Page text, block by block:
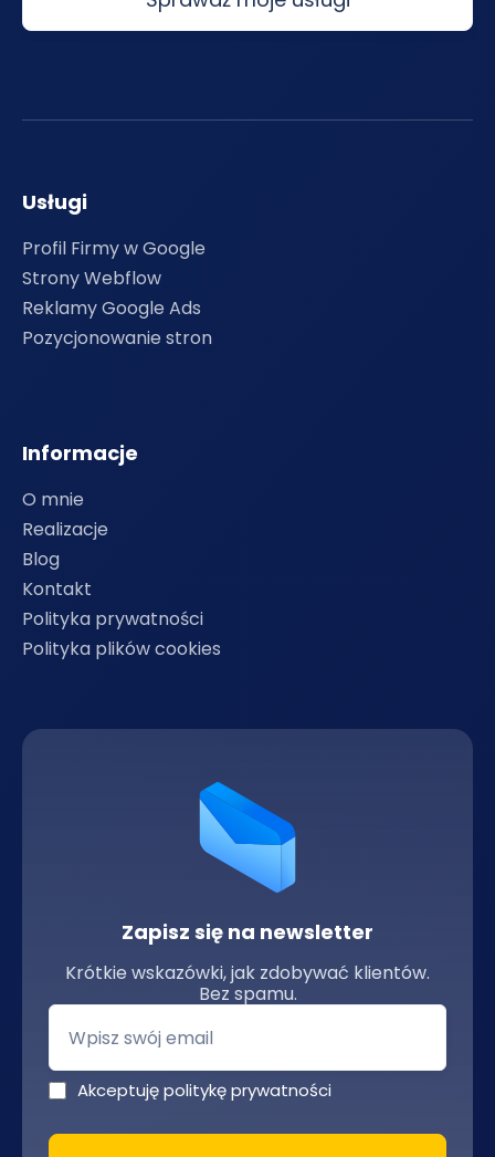
Usługi
Profil Firmy w Google
Strony Webflow
Reklamy Google Ads
Pozycjonowanie stron
Informacje
O mnie
Realizacje
Blog
Kontakt
Polityka prywatności
Polityka plików cookies
Zapisz się na newsletter
Krótkie wskazówki, jak zdobywać klientów.
Bez spamu.
Akceptuję politykę prywatności